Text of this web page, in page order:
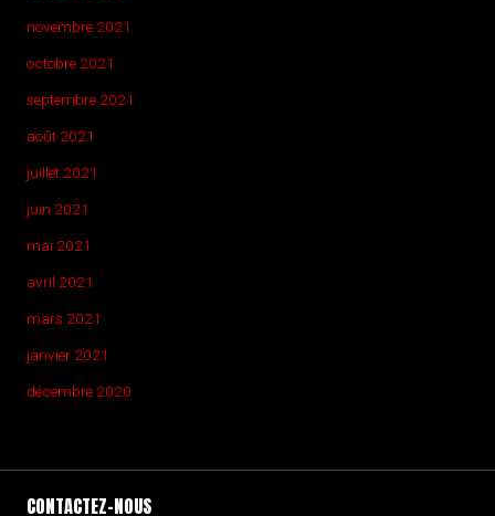
novembre 2021
octobre 2021
septembre 2021
août 2021
juillet 2021
juin 2021
mai 2021
avril 2021
mars 2021
janvier 2021
décembre 2020
CONTACTEZ-NOUS